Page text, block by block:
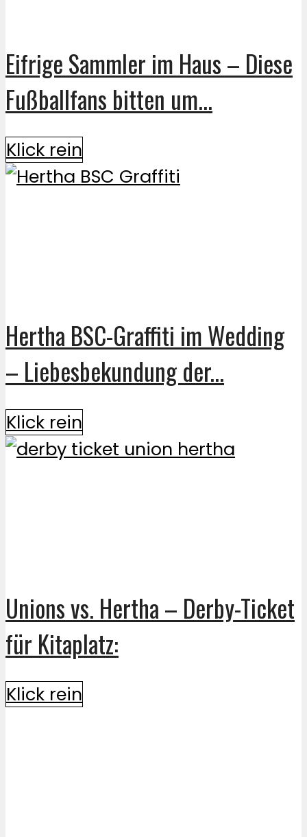
Eifrige Sammler im Haus – Diese
Fußballfans bitten um...
Klick rein
Hertha BSC-Graffiti im Wedding
– Liebesbekundung der...
Klick rein
Unions vs. Hertha – Derby-Ticket
für Kitaplatz:
Klick rein